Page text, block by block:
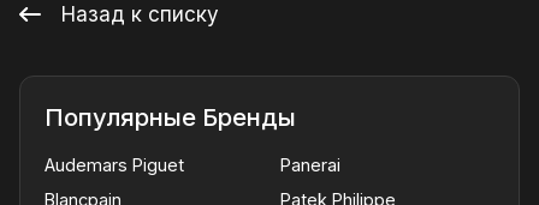
Назад к списку
Популярные Бренды
Audemars Piguet
Blancpain
Panerai
Patek Philippe